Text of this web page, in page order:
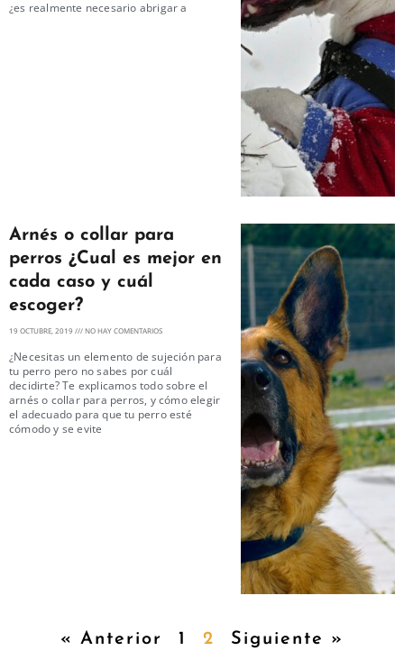
¿es realmente necesario abrigar a
Arnés o collar para
perros ¿Cual es mejor en
cada caso y cuál
escoger?
19 OCTUBRE, 2019 NO HAY COMENTARIOS
¿Necesitas un elemento de sujeción para
tu perro pero no sabes por cuál
decidirte? Te explicamos todo sobre el
arnés o collar para perros, y cómo elegir
el adecuado para que tu perro esté
cómodo y se evite
« Anterior 1 2 Siguiente »